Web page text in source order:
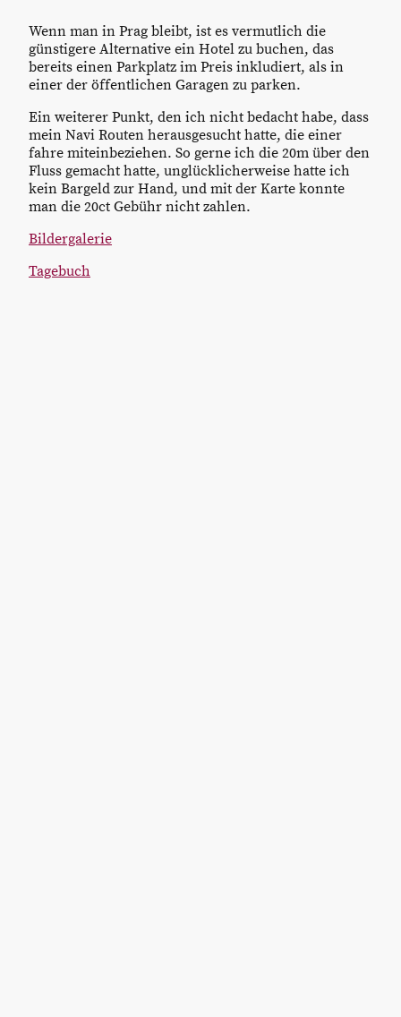
Wenn man in Prag bleibt, ist es vermutlich die
günstigere Alternative ein Hotel zu buchen, das
bereits einen Parkplatz im Preis inkludiert, als in
einer der öffentlichen Garagen zu parken.
Ein weiterer Punkt, den ich nicht bedacht habe, dass
mein Navi Routen herausgesucht hatte, die einer
fahre miteinbeziehen. So gerne ich die 20m über den
Fluss gemacht hatte, unglücklicherweise hatte ich
kein Bargeld zur Hand, und mit der Karte konnte
man die 20ct Gebühr nicht zahlen.
Bildergalerie
Tagebuch